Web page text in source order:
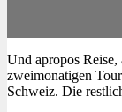
Und apropos
zweimonatigen
Schweiz. Die